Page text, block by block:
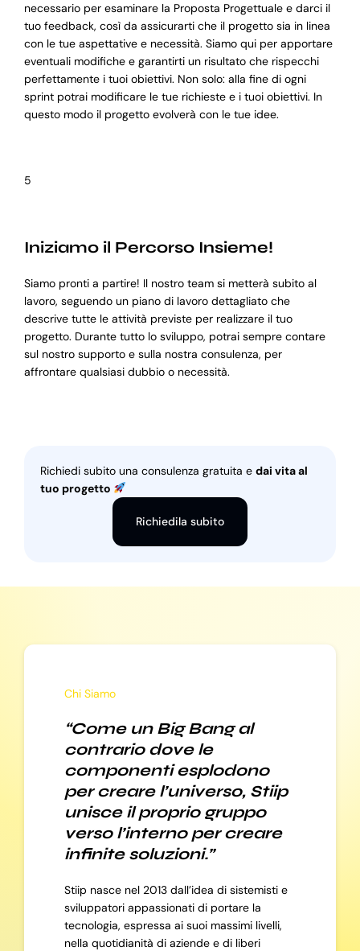
necessario per esaminare la Proposta Progettuale e darci il
tuo feedback, così da assicurarti che il progetto sia in linea
con le tue aspettative e necessità. Siamo qui per apportare
eventuali modifiche e garantirti un risultato che rispecchi
perfettamente i tuoi obiettivi. Non solo: alla fine di ogni
sprint potrai modificare le tue richieste e i tuoi obiettivi. In
questo modo il progetto evolverà con le tue idee.
5
Iniziamo il Percorso Insieme!
Siamo pronti a partire! Il nostro team si metterà subito al
lavoro, seguendo un piano di lavoro dettagliato che
descrive tutte le attività previste per realizzare il tuo
progetto. Durante tutto lo sviluppo, potrai sempre contare
sul nostro supporto e sulla nostra consulenza, per
affrontare qualsiasi dubbio o necessità.
Richiedi subito una consulenza gratuita e dai vita al
tuo progetto
Richiedila subito
Chi Siamo
“Come un Big Bang al
contrario dove le
componenti esplodono
per creare l’universo, Stiip
unisce il proprio gruppo
verso l’interno per creare
infinite soluzioni.”
Stiip nasce nel 2013 dall’idea di sistemisti e
sviluppatori appassionati di portare la
tecnologia, espressa ai suoi massimi livelli,
nella quotidianità di aziende e di liberi